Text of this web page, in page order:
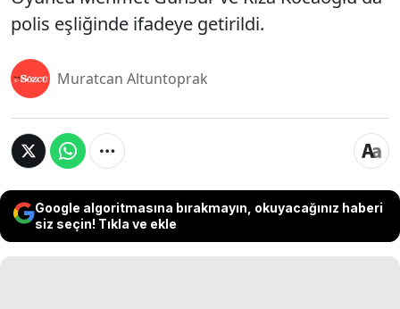
polis eşliğinde ifadeye getirildi.
Muratcan Altuntoprak
Google algoritmasına bırakmayın, okuyacağınız haberi
siz seçin! Tıkla ve ekle